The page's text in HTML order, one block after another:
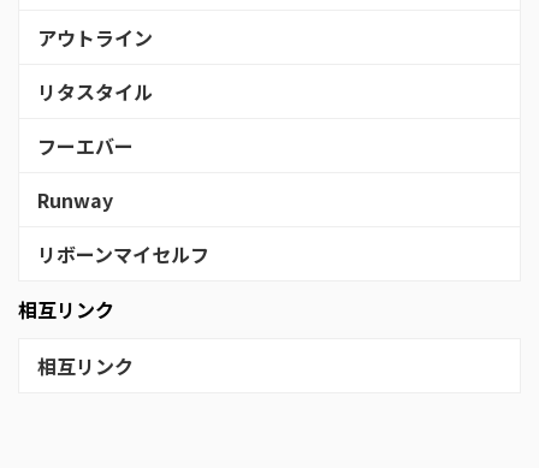
アウトライン
リタスタイル
フーエバー
Runway
リボーンマイセルフ
相互リンク
相互リンク